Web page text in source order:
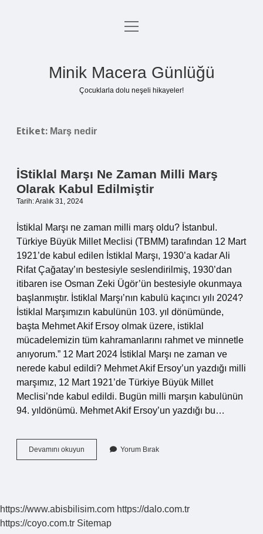
Anasayfa
menüyü
Minik Macera Günlüğü
Çocuklarla dolu neşeli hikayeler!
Etiket: Marş nedir
İStiklal Marşı Ne Zaman Milli Marş
Olarak Kabul Edilmiştir
Tarih: Aralık 31, 2024
İstiklal Marşı ne zaman milli marş oldu? İstanbul.
Türkiye Büyük Millet Meclisi (TBMM) tarafından 12 Mart
1921’de kabul edilen İstiklal Marşı, 1930’a kadar Ali
Rifat Çağatay’ın bestesiyle seslendirilmiş, 1930’dan
itibaren ise Osman Zeki Ügör’ün bestesiyle okunmaya
başlanmıştır. İstiklal Marşı’nın kabulü kaçıncı yılı 2024?
İstiklal Marşımızın kabulünün 103. yıl dönümünde,
başta Mehmet Akif Ersoy olmak üzere, istiklal
mücadelemizin tüm kahramanlarını rahmet ve minnetle
anıyorum.” 12 Mart 2024 İstiklal Marşı ne zaman ve
nerede kabul edildi? Mehmet Akif Ersoy’un yazdığı milli
marşımız, 12 Mart 1921’de Türkiye Büyük Millet
Meclisi’nde kabul edildi. Bugün milli marşın kabulünün
94. yıldönümü. Mehmet Akif Ersoy’un yazdığı bu…
Devamını okuyun
Marşı
Olarak
Kabul
Yorum Bırak
https://www.abisbilisim.com https://dalo.com.tr
https://coyo.com.tr Sitemap